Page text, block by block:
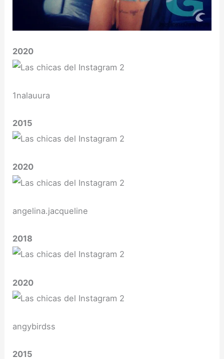
2020
1nalauura
2015
2020
angelina.jacqueline
2018
2020
angybirdss
2015